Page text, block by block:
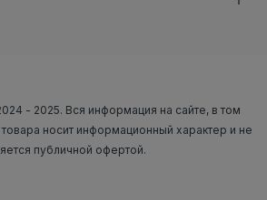
- 2025. Вся информация на сайте, в том
носит информационный характер и не
публичной офертой.